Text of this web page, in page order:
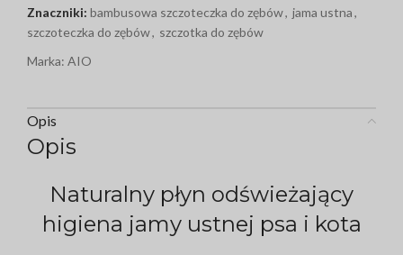
Znaczniki: bambusowa szczoteczka do zębów, jama ustna,
szczoteczka do zębów, szczotka do zębów
Marka: AIO
Opis
Opis
Naturalny płyn odświeżający
higiena jamy ustnej psa i kota